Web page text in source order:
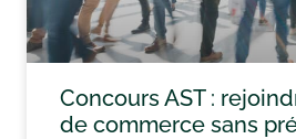
Concours AST :
de commerce sans